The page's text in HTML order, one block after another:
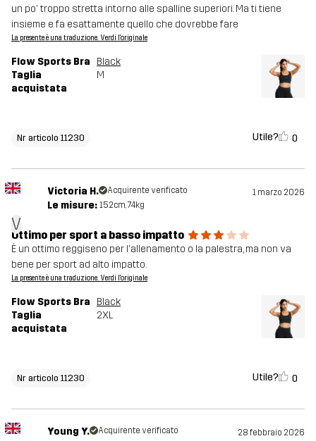
un po' troppo stretta intorno alle spalline superiori. Ma ti tiene
insieme e fa esattamente quello che dovrebbe fare
La presente è una traduzione. Verdi l'originale
Flow Sports Bra
Black
Taglia
acquistata
M
Nr articolo 11230 Utile? 0
V
Victoria H. Acquirente verificato 1 marzo 2026
Le misure: 152cm, 74kg
Ottimo per sport a basso impatto
È un ottimo reggiseno per l'allenamento o la palestra, ma non va
bene per sport ad alto impatto.
La presente è una traduzione. Verdi l'originale
Flow Sports Bra
Black
Taglia
acquistata
2XL
Nr articolo 11230 Utile? 0
Young Y. Acquirente verificato 28 febbraio 2026